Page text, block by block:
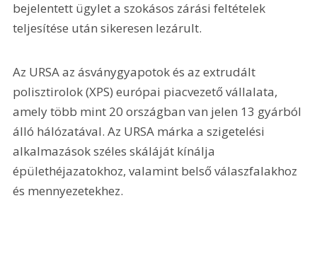
bejelentett ügylet a szokásos zárási feltételek
teljesítése után sikeresen lezárult.
Az URSA az ásványgyapotok és az extrudált
polisztirolok (XPS) európai piacvezető vállalata,
amely több mint 20 országban van jelen 13 gyárból
álló hálózatával. Az URSA márka a szigetelési
alkalmazások széles skáláját kínálja
épülethéjazatokhoz, valamint belső válaszfalakhoz
és mennyezetekhez.